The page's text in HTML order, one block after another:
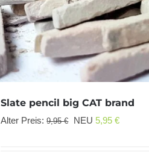
Slate pencil big CAT brand
Alter Preis: 9,95€
Ursprünglicher
NEU 5,95€Aktueller